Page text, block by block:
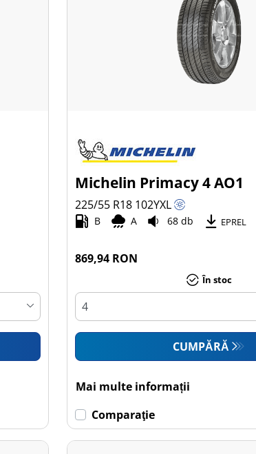
Michelin Primacy 4 AO1
225/55 R18 102YXL
B A 68 db EPREL
869,94 RON
În stoc
CUMPĂRĂ
Mai multe informații
Comparaţie